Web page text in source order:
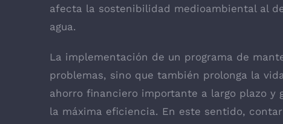
afecta la sostenibilidad medioambiental al
agua.
La implementación de un programa de
problemas, sino que también prolonga la
ahorro financiero importante a largo plazo y
la máxima eficiencia. En este sentido,